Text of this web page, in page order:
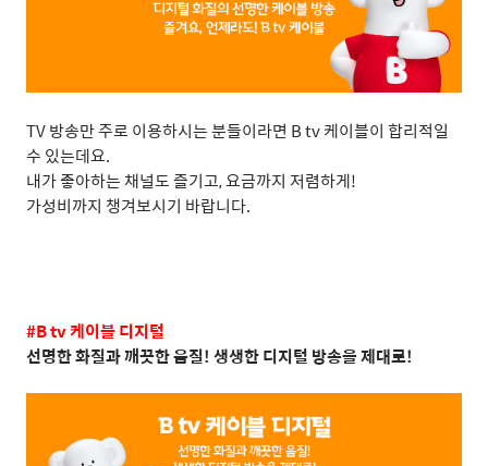
TV방송만 주로 이용하시는 분들이라면 B tv케이블이 합리적일
수 있는데요.
내가 좋아하는 채널도 즐기고,요금까지 저렴하게!
가성비까지 챙겨보시기 바랍니다.
#B tv케이블 디지털
선명한 화질과 깨끗한 음질! 생생한 디지털 방송을 제대로!